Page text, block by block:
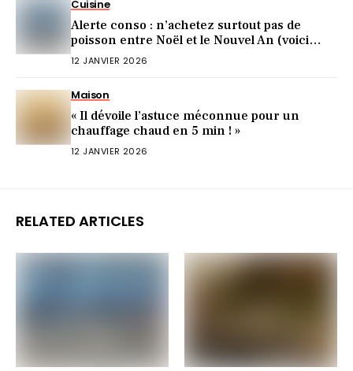
Cuisine
Alerte conso : n’achetez surtout pas de
poisson entre Noël et le Nouvel An (voici
pourquoi)
12 JANVIER 2026
Maison
« Il dévoile l’astuce méconnue pour un
chauffage chaud en 5 min ! »
12 JANVIER 2026
RELATED ARTICLES